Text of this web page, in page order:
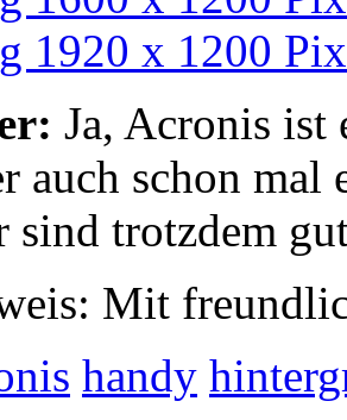
1920 x 1200
Ja, Acronis ist
auch schon mal
sind trotzdem
Mit
handy